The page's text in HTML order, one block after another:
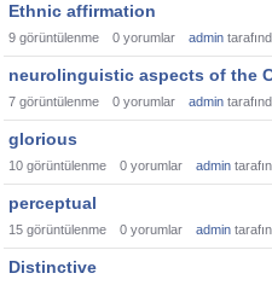
Ethnic affirmation
9 görüntülenme 0 yorumlar admin
neurolinguistic aspects of the
7 görüntülenme 0 yorumlar admin
glorious
10 görüntülenme 0 yorumlar admin
perceptual
15 görüntülenme 0 yorumlar admin
Distinctive